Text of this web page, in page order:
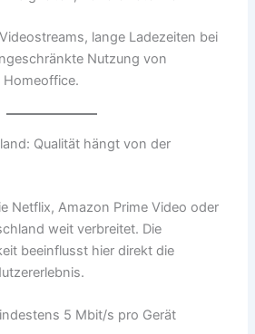
lange Ladezeiten bei
Nutzung von
Qualität hängt von der
Netflix, Amazon Prime Video oder
weit verbreitet. Die
beeinflusst hier direkt die
5 Mbit/s pro Gerät